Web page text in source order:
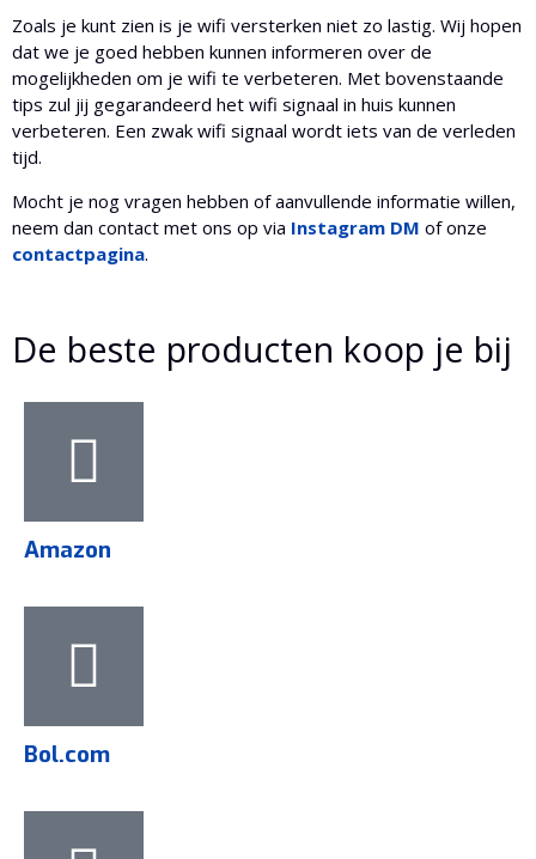
Zoals je kunt zien is je wifi versterken niet zo lastig. Wij hopen
dat we je goed hebben kunnen informeren over de
mogelijkheden om je wifi te verbeteren. Met bovenstaande
tips zul jij gegarandeerd het wifi signaal in huis kunnen
verbeteren. Een zwak wifi signaal wordt iets van de verleden
tijd.
Mocht je nog vragen hebben of aanvullende informatie willen,
neem dan contact met ons op via Instagram DM of onze
contactpagina.
De beste producten koop je bij
Amazon
Bol.com